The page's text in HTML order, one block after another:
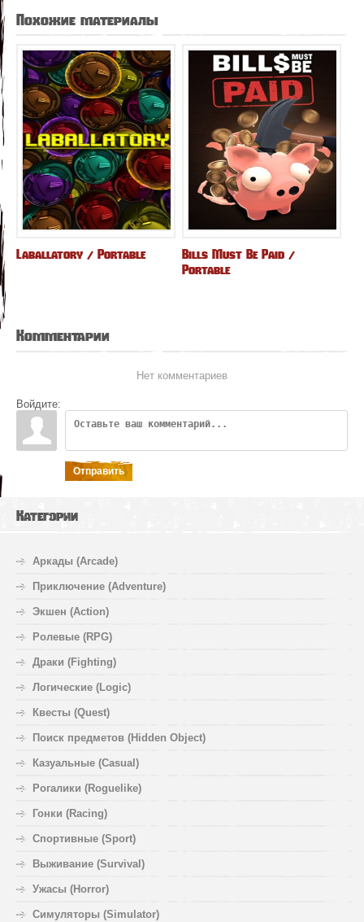
Похожие материалы
Laballatory / Portable
Bills Must Be Paid /
Portable
Комментарии
Нет комментариев
Войдите:
Отправить
Категории
Аркады (Arcade)
Приключение (Adventure)
Экшен (Action)
Ролевые (RPG)
Драки (Fighting)
Логические (Logic)
Квесты (Quest)
Поиск предметов (Hidden Object)
Казуальные (Casual)
Рогалики (Roguelike)
Гонки (Racing)
Спортивные (Sport)
Выживание (Survival)
Ужасы (Horror)
Симуляторы (Simulator)